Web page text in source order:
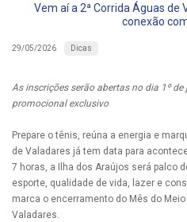
Vem aí a 2ª Corrida Águas de
conexão
29/05/2026 Dicas
As inscrições serão abertas no dia 1º
promocional exclusivo
Prepare o tênis, reúna a energia e
de Valadares já tem data para
7 horas, a Ilha dos Araújos será palco
esporte, qualidade de vida, lazer e
marca o encerramento do Mês do
Valadares.